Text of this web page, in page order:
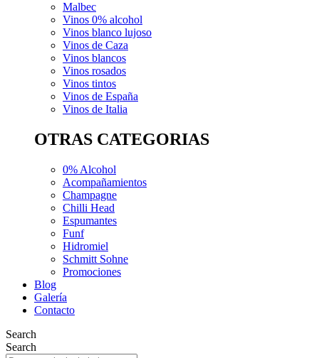
Malbec
Vinos 0% alcohol
Vinos blanco lujoso
Vinos de Caza
Vinos blancos
Vinos rosados
Vinos tintos
Vinos de España
Vinos de Italia
OTRAS CATEGORIAS
0% Alcohol
Acompañamientos
Champagne
Chilli Head
Espumantes
Funf
Hidromiel
Schmitt Sohne
Promociones
Blog
Galería
Contacto
Search
Search